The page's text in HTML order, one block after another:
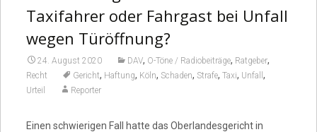
Taxifahrer oder Fahrgast bei Unfall
wegen Türöffnung?
24. August 2020 DAV, O-Töne / Radiobeiträge, Ratgeber,
Recht Gericht, Haftung, Köln, Schaden, Strafe, Taxi, Unfall ,
Urteil Reporter
Einen schwierigen Fall hatte das Oberlandesgericht in